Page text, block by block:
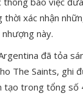
xác nhận
này.
đã tỏa
The Saints, ghi
tạo trong tổng số